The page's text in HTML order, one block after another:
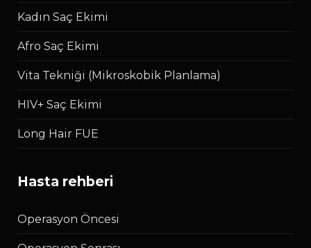
Kadın Saç Ekimi
Afro Saç Ekimi
Vita Tekniği (Mikroskobik Planlama)
HIV+ Saç Ekimi
Long Hair FUE
hasta rehberi
Operasyon Öncesi